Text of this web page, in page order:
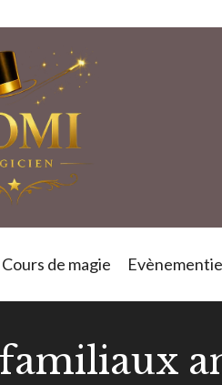
Cours de magie